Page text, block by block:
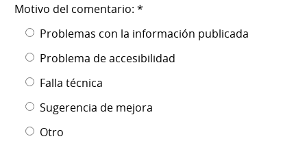
Motivo del comentario: *
Problemas con la información publicada
Problema de accesibilidad
Falla técnica
Sugerencia de mejora
Otro